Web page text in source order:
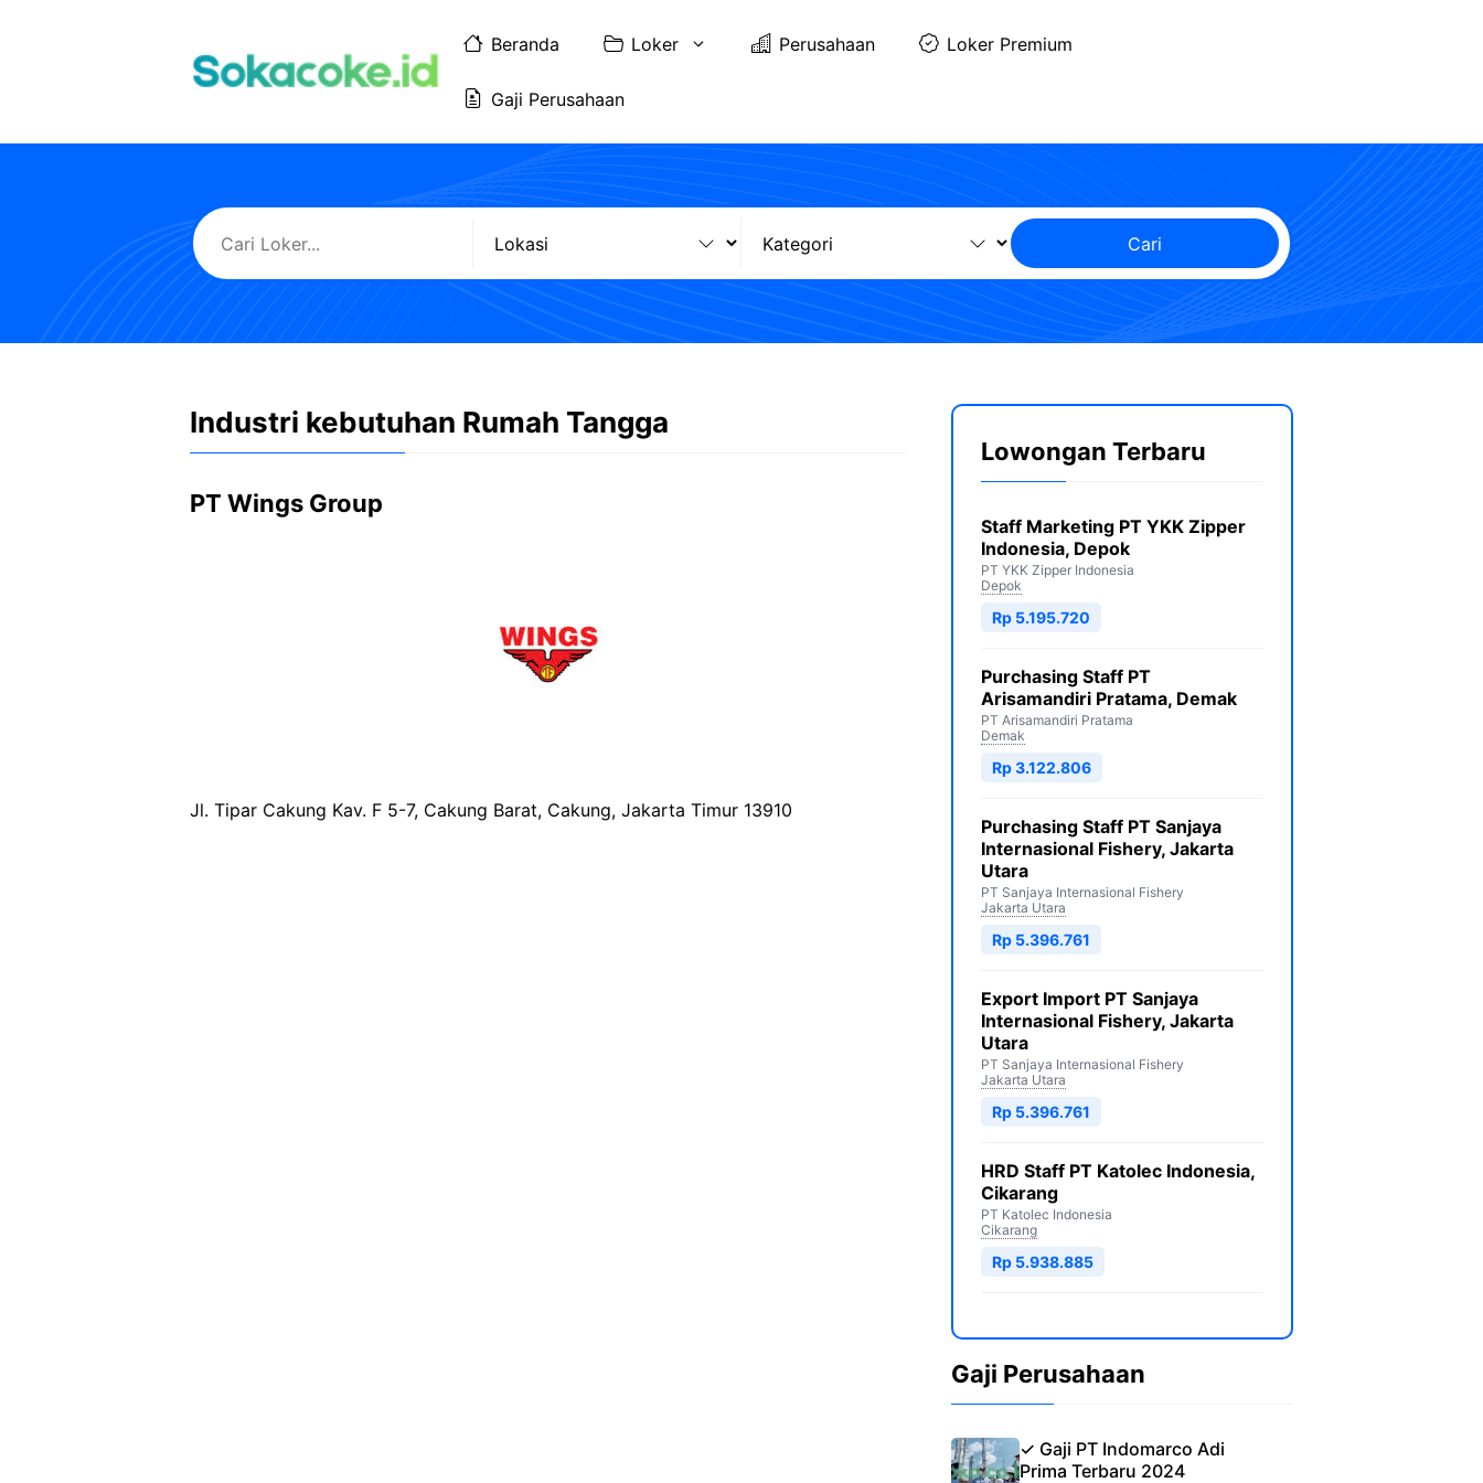
Beranda Loker Perusahaan Loker Premium
Gaji Perusahaan
Cari
Industri kebutuhan Rumah Tangga
PT Wings Group
Jl. Tipar Cakung Kav. F 5-7, Cakung Barat, Cakung, Jakarta Timur 13910
Lowongan Terbaru
Staff Marketing PT YKK Zipper
Indonesia, Depok
PT YKK Zipper Indonesia
Depok
Rp 5.195.720
Purchasing Staff PT
Arisamandiri Pratama, Demak
PT Arisamandiri Pratama
Demak
Rp 3.122.806
Purchasing Staff PT Sanjaya
Internasional Fishery, Jakarta
Utara
PT Sanjaya Internasional Fishery
Jakarta Utara
Rp 5.396.761
Export Import PT Sanjaya
Internasional Fishery, Jakarta
Utara
PT Sanjaya Internasional Fishery
Jakarta Utara
Rp 5.396.761
HRD Staff PT Katolec Indonesia,
Cikarang
PT Katolec Indonesia
Cikarang
Rp 5.938.885
Gaji Perusahaan
✓ Gaji PT Indomarco Adi
Prima Terbaru 2024